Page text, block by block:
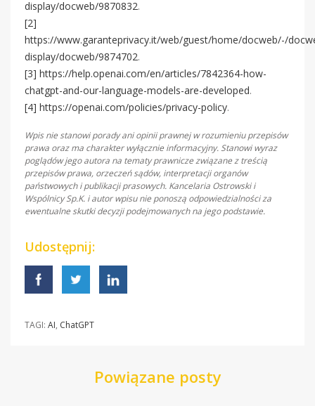
display/docweb/9870832.
[2]
https://www.garanteprivacy.it/web/guest/home/docweb/-/
display/docweb/9874702.
[3] https://help.openai.com/en/articles/7842364-how-
chatgpt-and-our-language-models-are-developed.
[4] https://openai.com/policies/privacy-policy.
Wpis nie stanowi porady ani opinii prawnej w rozumieniu przepisów
prawa oraz ma charakter wyłącznie informacyjny. Stanowi wyraz
poglądów jego autora na tematy prawnicze związane z treścią
przepisów prawa, orzeczeń sądów, interpretacji organów
państwowych i publikacji prasowych. Kancelaria Ostrowski i
Wspólnicy Sp.K. i autor wpisu nie ponoszą odpowiedzialności za
ewentualne skutki decyzji podejmowanych na jego podstawie.
Udostępnij:
TAGI: AI, ChatGPT
Powiązane posty